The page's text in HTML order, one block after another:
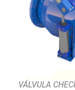
VÁLVULA